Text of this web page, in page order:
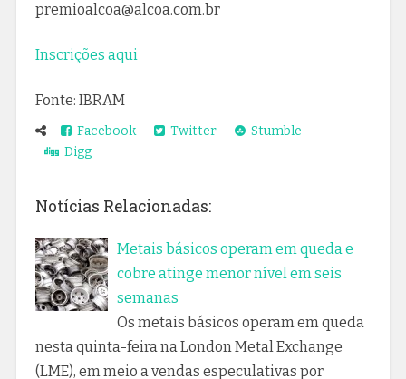
premioalcoa@alcoa.com.br
Inscrições aqui
Fonte: IBRAM
Facebook Twitter
Stumble
Digg
Notícias Relacionadas:
Metais básicos operam em queda e
cobre atinge menor nível em seis
semanas
Os metais básicos operam em queda
nesta quinta-feira na London Metal Exchange
(LME), em meio a vendas especulativas por